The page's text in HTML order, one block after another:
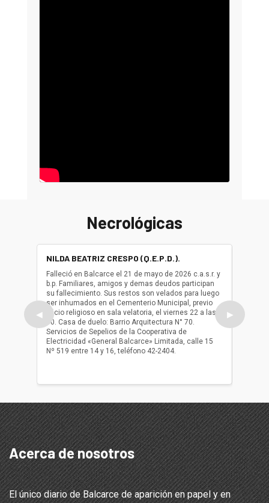
Necrológicas
◀
NILDA BEATRIZ CRESPO (Q.E.P.D.).
Falleció en Balcarce el 21 de mayo de 2026 c.a.s.r. y
b.p. Familiares, amigos y demas deudos participan
su fallecimiento. Sus restos son velados para luego
ser inhumados en el Cementerio Municipal, previo
oficio religioso en sala velatoria, el viernes 22 a las
10. Casa de duelo: Barrio Arquitectura N° 70.
Servicios de Sepelios de la Cooperativa de
Electricidad «General Balcarce» Limitada, calle 15
Nº 519 entre 14 y 16, teléfono 42-2404.
ser
oficio
▶
Acerca de nosotros
El único diario de Balcarce de aparición en papel y en